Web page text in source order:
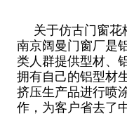
关于仿古门窗花
南京阔曼门窗厂是
类人群提供型材、
拥有自己的铝型材
挤压生产品进行喷
作，为客户省去了